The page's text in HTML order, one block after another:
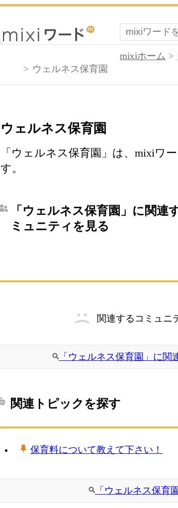
mixiホーム
ウェルネス保育園
ウェルネス保育園
「ウェルネス保育園」は、mixiワ
す。
「ウェルネス保育園」に関連
ミュニティを見る
関連するコミュニ
「ウェルネス保育園」に
関連トピックを探す
保育料について教えて下さい！
「ウェルネス保育